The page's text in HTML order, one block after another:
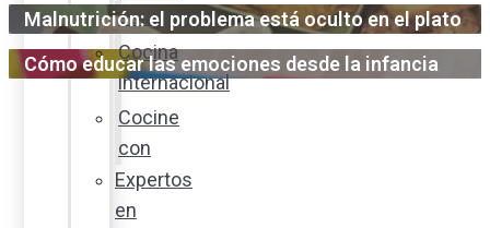
ecuatoriana
Cocina
internacional
Cocine
con
Expertos
en
Malnutrición: el problema está oculto en el plato
Cómo educar las emociones desde la infancia